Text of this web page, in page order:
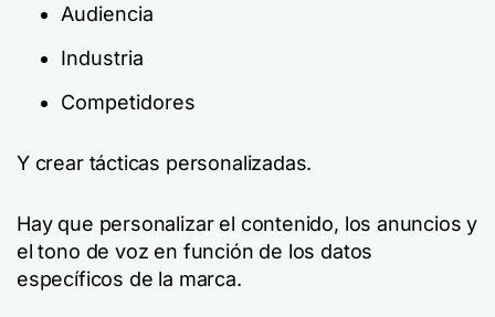
Audiencia
Industria
Competidores
Y crear tácticas personalizadas.
Hay que personalizar el contenido, los anuncios y
el tono de voz en función de los datos
específicos de la marca.